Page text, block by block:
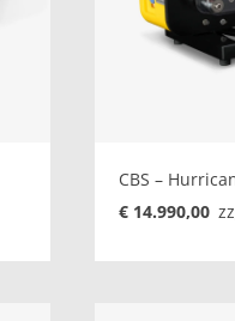
CBS –
€ 14.990,00